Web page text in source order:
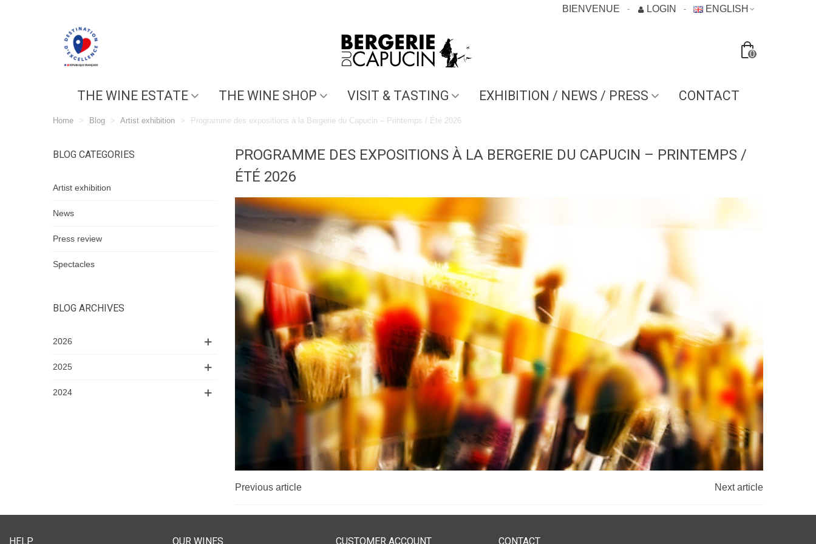
BIENVENUE LOGIN ENGLISH
0
THE WINE ESTATE THE WINE SHOP VISIT & TASTING EXHIBITION / NEWS / PRESS CONTACT
Home > Blog > Artist exhibition > Programme des expositions à la Bergerie du Capucin – Printemps / Été 2026
BLOG CATEGORIES
Artist exhibition
News
Press review
Spectacles
BLOG ARCHIVES
2026
2025
2024
PROGRAMME DES EXPOSITIONS À LA BERGERIE DU CAPUCIN – PRINTEMPS /
ÉTÉ 2026
Previous article Next article
HELP OUR WINES CUSTOMER ACCOUNT CONTACT